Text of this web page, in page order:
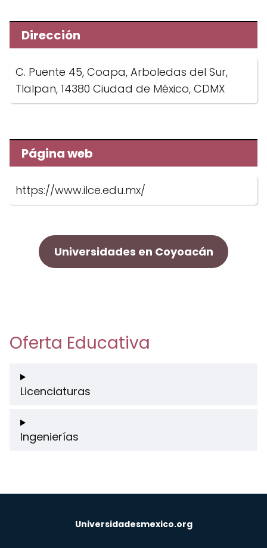
Dirección
C. Puente 45, Coapa, Arboledas del Sur,
Tlalpan, 14380 Ciudad de México, CDMX
Página web
https://www.ilce.edu.mx/
Universidades en Coyoacán
Oferta Educativa
Licenciaturas
Ingenierías
Universidadesmexico.org